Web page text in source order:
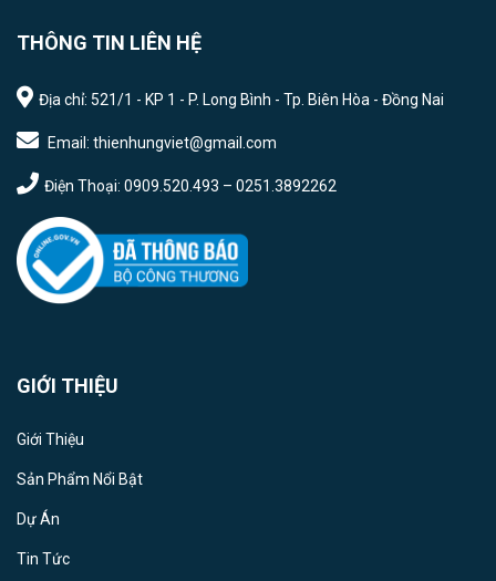
THÔNG TIN LIÊN HỆ
Địa chỉ: 521/1 - KP 1 - P. Long Bình - Tp. Biên Hòa - Đồng Nai
Email: thienhungviet@gmail.com
Điện Thoại: 0909.520.493 – 0251.3892262
GIỚI THIỆU
Giới Thiệu
Sản Phẩm Nổi Bật
Dự Án
Tin Tức